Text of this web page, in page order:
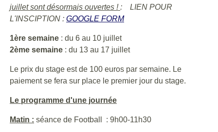
juillet sont désormais ouvertes !: LIEN POUR
L'INSCIPTION : GOOGLE FORM
1ère semaine : du 6 au 10 juillet
2ème semaine : du 13 au 17 juillet
Le prix du stage est de 100 euros par semaine. Le
paiement se fera sur place le premier jour du stage.
Le programme d'une journée
Matin : séance de Football : 9h00-11h30